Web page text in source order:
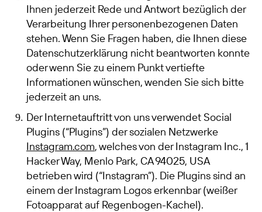
Ihnen jederzeit Rede und Antwort bezüglich der
Verarbeitung Ihrer personenbezogenen Daten
stehen. Wenn Sie Fragen haben, die Ihnen diese
Datenschutzerklärung nicht beantworten konnte
oder wenn Sie zu einem Punkt vertiefte
Informationen wünschen, wenden Sie sich bitte
jederzeit an uns.
Der Internetauftritt von uns verwendet Social
Plugins (“Plugins”) der sozialen Netzwerke
Instagram.com, welches von der Instagram Inc., 1
Hacker Way, Menlo Park, CA 94025, USA
betrieben wird (“Instagram”). Die Plugins sind an
einem der Instagram Logos erkennbar (weißer
Fotoapparat auf Regenbogen-Kachel).